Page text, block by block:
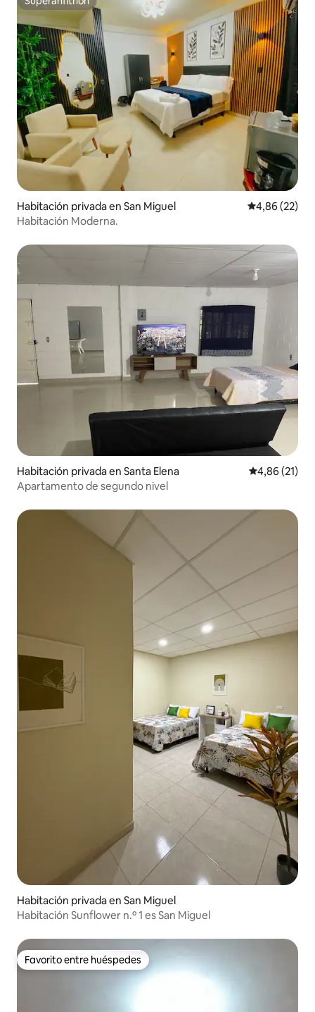
Superanfitrión
Habitación privada en San Miguel Calificación
4,86 (22)
Habitación Moderna.
Habitación privada en Santa Elena Calificación
4,86 (21)
Apartamento de segundo nivel
Habitación privada en San Miguel
Habitación Sunflower n.º 1 es San Miguel
Favorito entre huéspedes
Favorito entre huéspedes